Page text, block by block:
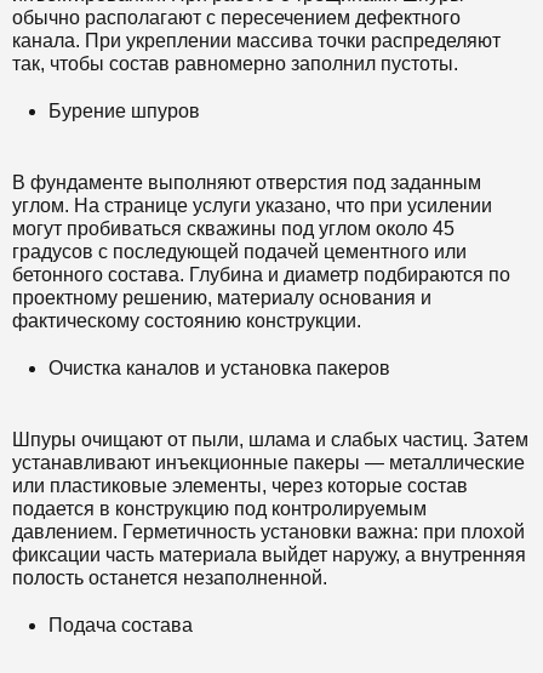
обычно располагают с пересечением дефектного
канала. При укреплении массива точки распределяют
так, чтобы состав равномерно заполнил пустоты.
Бурение шпуров
В фундаменте выполняют отверстия под заданным
углом. На странице услуги указано, что при усилении
могут пробиваться скважины под углом около 45
градусов с последующей подачей цементного или
бетонного состава. Глубина и диаметр подбираются по
проектному решению, материалу основания и
фактическому состоянию конструкции.
Очистка каналов и установка пакеров
Шпуры очищают от пыли, шлама и слабых частиц. Затем
устанавливают инъекционные пакеры — металлические
или пластиковые элементы, через которые состав
подается в конструкцию под контролируемым
давлением. Герметичность установки важна: при плохой
фиксации часть материала выйдет наружу, а внутренняя
полость останется незаполненной.
Подача состава